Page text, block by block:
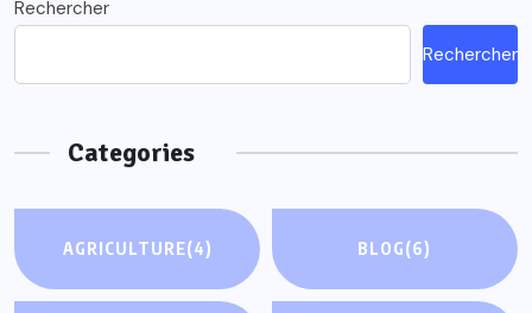
Rechercher
Rechercher
Categories
AGRICULTURE(4) BLOG(6)